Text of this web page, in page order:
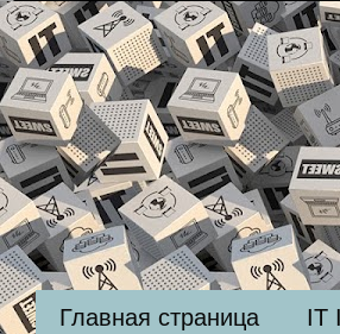
Главная страница IT